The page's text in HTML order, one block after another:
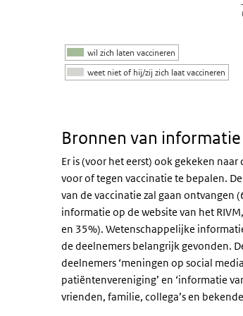
wil zich laten vaccineren
weet niet of hij/zij zich laat vaccineren
Bronnen van informatie
Er is (voor het eerst) ook gekeken
voor of tegen vaccinatie te bepalen.
van de vaccinatie zal gaan ontvangen
informatie op de website van het
en 35%). Wetenschappelijke
de deelnemers belangrijk gevonden.
deelnemers ‘meningen op social
patiëntenvereniging’ en ‘informatie
vrienden, familie, collega’s en